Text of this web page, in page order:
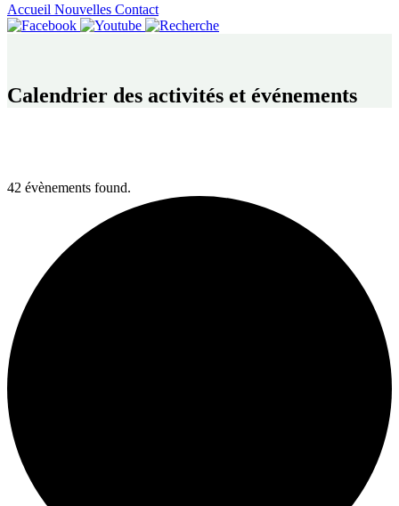
Accueil Nouvelles Contact
Calendrier des activités et événements
42 évènements found.